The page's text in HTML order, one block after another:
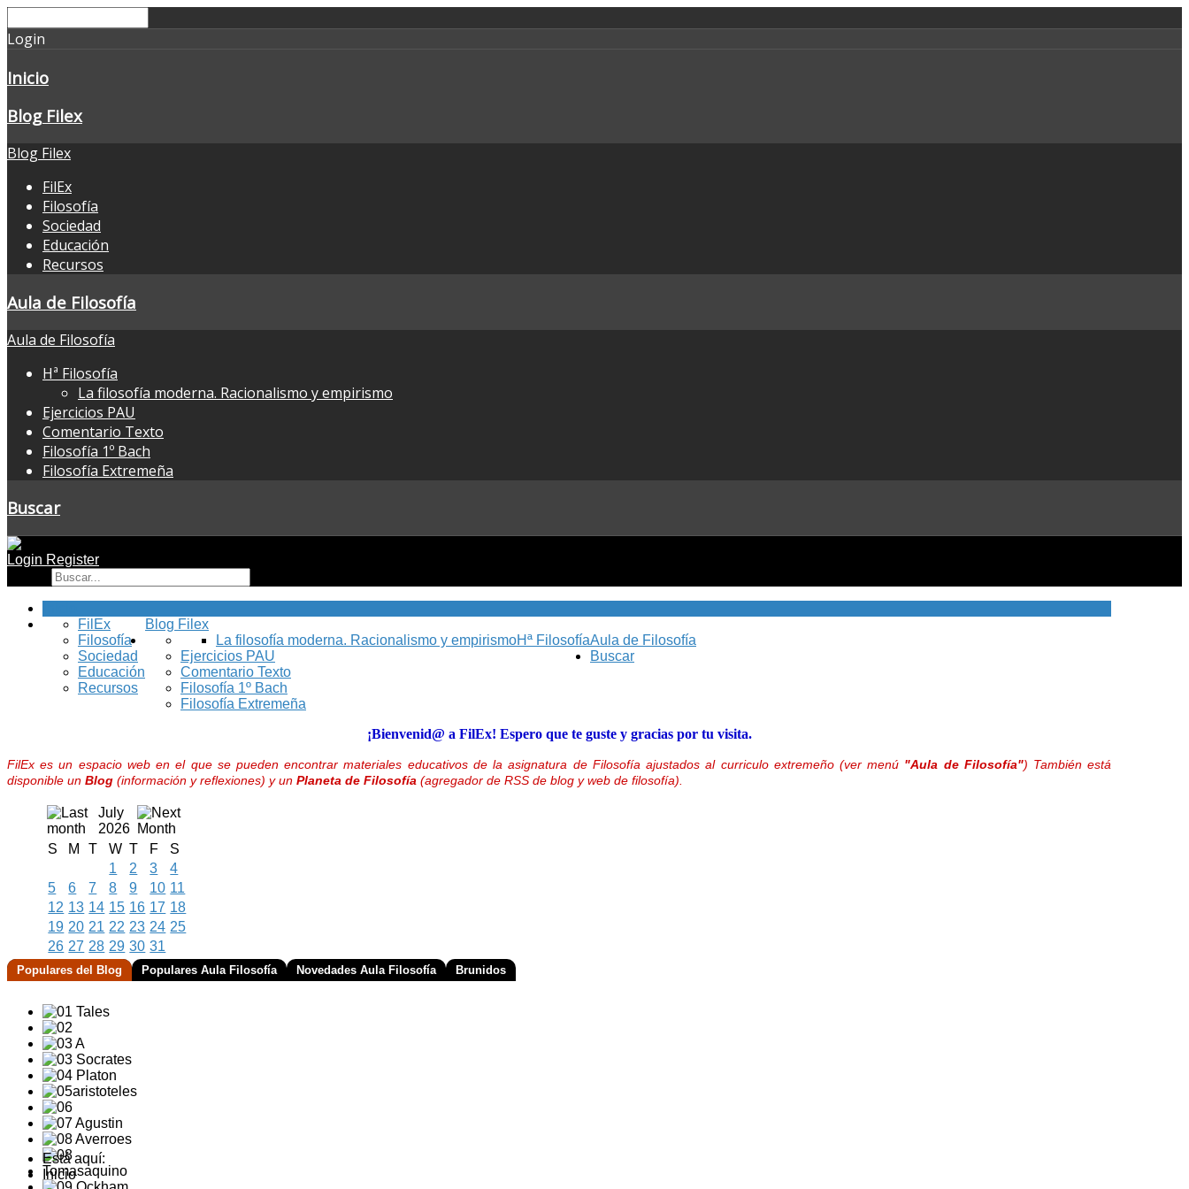
Login
Inicio
Blog Filex
Blog Filex
FilEx
Filosofía
Sociedad
Educación
Recursos
Aula de Filosofía
Aula de Filosofía
Hª Filosofía
La filosofía moderna. Racionalismo y empirismo
Ejercicios PAU
Comentario Texto
Filosofía 1º Bach
Filosofía Extremeña
Buscar
Login Register
Blog Filex
FilEx
Filosofía
Sociedad
Educación
Recursos
Aula de Filosofía
Hª Filosofía
La filosofía moderna. Racionalismo y empirismo
Ejercicios PAU
Comentario Texto
Filosofía 1º Bach
Filosofía Extremeña
Buscar
¡Bienvenid@ a FilEx! Espero que te guste y gracias por tu visita.
FilEx es un espacio web en el que se pueden encontrar materiales educativos de la asignatura de Filosofía ajustados al curriculo extremeño (ver menú "Aula de Filosofía") También está
disponible un Blog (información y reflexiones) y un Planeta de Filosofía (agregador de RSS de blog y web de filosofía).
July
2026
S
M T W T F
S
1
2 3
4
5
6 7 8 9 10 11
12 13 14 15 16 17 18
19 20 21 22 23 24 25
26 27 28 29 30 31
Populares del Blog Populares Aula Filosofía Novedades Aula Filosofía Brunidos
Está aquí:
Inicio